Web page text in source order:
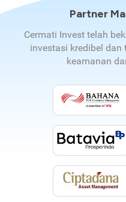
Partner
Cermati Invest telah
investasi kredibel dan
keamanan